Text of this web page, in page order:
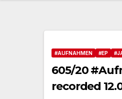
#AUFNAHMEN #EP
605/20
recorded